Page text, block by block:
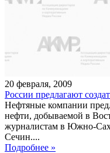
20 февраля, 2009
России предлагают
Нефтяные компании
нефти, добываемой в
журналистам в Южно-
Сечин....
Подробнее »